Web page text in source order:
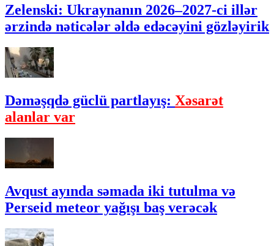
Zelenski: Ukraynanın 2026–2027-ci illər
ərzində nəticələr əldə edəcəyini gözləyirik
Dəməşqdə güclü partlayış: Xəsarət
alanlar var
Avqust ayında səmada iki tutulma və
Perseid meteor yağışı baş verəcək